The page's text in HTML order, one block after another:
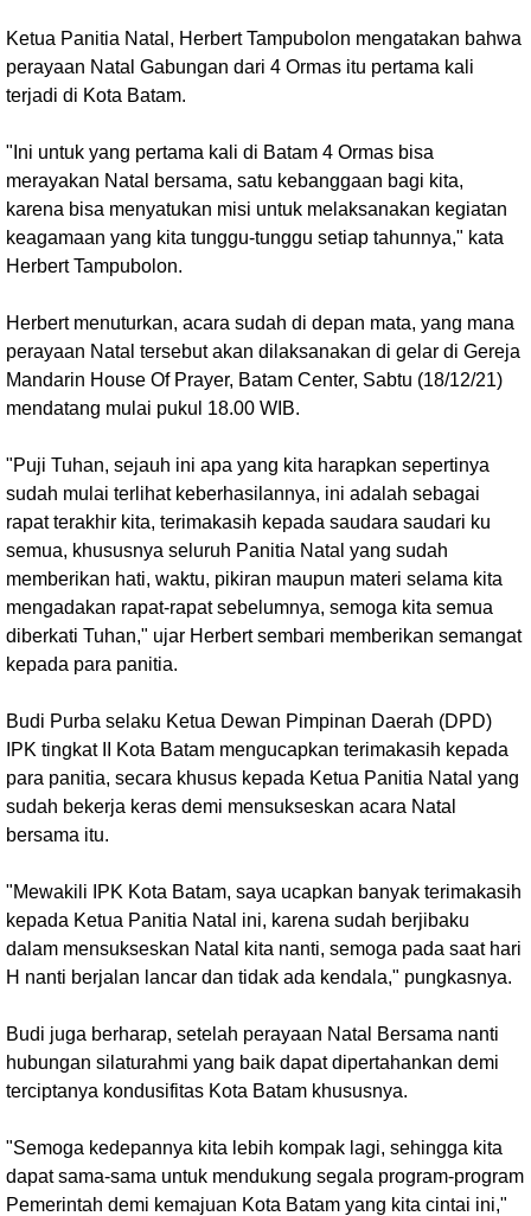
Ketua Panitia Natal, Herbert Tampubolon mengatakan bahwa
perayaan Natal Gabungan dari 4 Ormas itu pertama kali
terjadi di Kota Batam.
"Ini untuk yang pertama kali di Batam 4 Ormas bisa
merayakan Natal bersama, satu kebanggaan bagi kita,
karena bisa menyatukan misi untuk melaksanakan kegiatan
keagamaan yang kita tunggu-tunggu setiap tahunnya," kata
Herbert Tampubolon.
Herbert menuturkan, acara sudah di depan mata, yang mana
perayaan Natal tersebut akan dilaksanakan di gelar di Gereja
Mandarin House Of Prayer, Batam Center, Sabtu (18/12/21)
mendatang mulai pukul 18.00 WIB.
"Puji Tuhan, sejauh ini apa yang kita harapkan sepertinya
sudah mulai terlihat keberhasilannya, ini adalah sebagai
rapat terakhir kita, terimakasih kepada saudara saudari ku
semua, khususnya seluruh Panitia Natal yang sudah
memberikan hati, waktu, pikiran maupun materi selama kita
mengadakan rapat-rapat sebelumnya, semoga kita semua
diberkati Tuhan," ujar Herbert sembari memberikan semangat
kepada para panitia.
Budi Purba selaku Ketua Dewan Pimpinan Daerah (DPD)
IPK tingkat II Kota Batam mengucapkan terimakasih kepada
para panitia, secara khusus kepada Ketua Panitia Natal yang
sudah bekerja keras demi mensukseskan acara Natal
bersama itu.
"Mewakili IPK Kota Batam, saya ucapkan banyak terimakasih
kepada Ketua Panitia Natal ini, karena sudah berjibaku
dalam mensukseskan Natal kita nanti, semoga pada saat hari
H nanti berjalan lancar dan tidak ada kendala," pungkasnya.
Budi juga berharap, setelah perayaan Natal Bersama nanti
hubungan silaturahmi yang baik dapat dipertahankan demi
terciptanya kondusifitas Kota Batam khususnya.
"Semoga kedepannya kita lebih kompak lagi, sehingga kita
dapat sama-sama untuk mendukung segala program-program
Pemerintah demi kemajuan Kota Batam yang kita cintai ini,"